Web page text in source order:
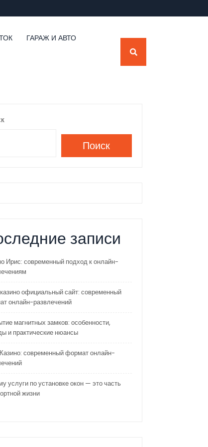
ГАРАЖ И АВТО
Поиск
записи
Ирис: современный подход к онлайн-
официальный сайт: современный
онлайн-развлечений
магнитных замков: особенности,
и практические нюансы
современный формат онлайн-
услуги по установке окон — это часть
жизни